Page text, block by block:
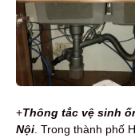
+Thông tắc vệ sinh
Nội Trong thành phố